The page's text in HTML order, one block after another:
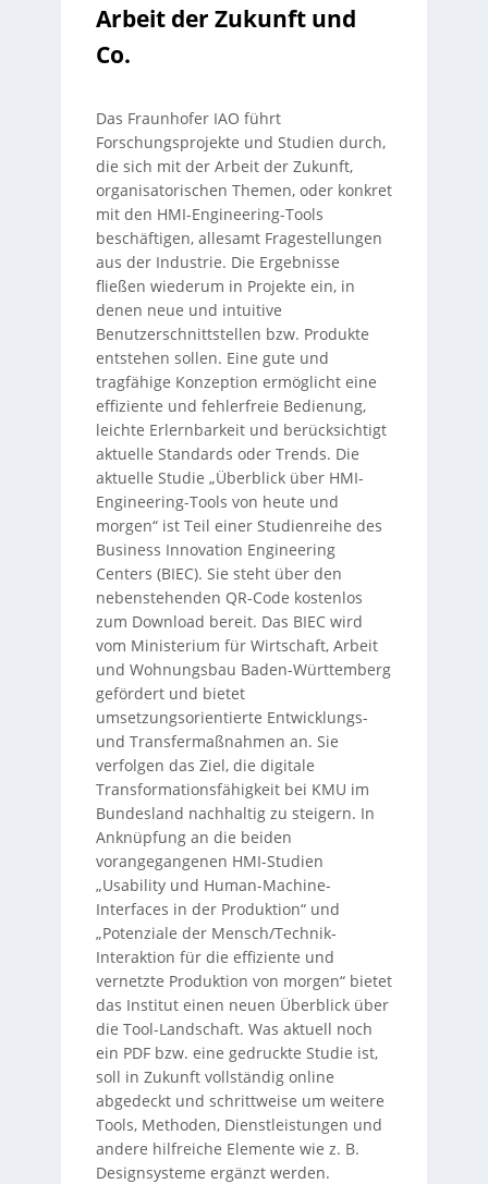
Arbeit der Zukunft und
Co.
Das Fraunhofer IAO führt
Forschungsprojekte und Studien durch,
die sich mit der Arbeit der Zukunft,
organisatorischen Themen, oder konkret
mit den HMI-Engineering-Tools
beschäftigen, allesamt Fragestellungen
aus der Industrie. Die Ergebnisse
fließen wiederum in Projekte ein, in
denen neue und intuitive
Benutzerschnittstellen bzw. Produkte
entstehen sollen. Eine gute und
tragfähige Konzeption ermöglicht eine
effiziente und fehlerfreie Bedienung,
leichte Erlernbarkeit und berücksichtigt
aktuelle Standards oder Trends. Die
aktuelle Studie „Überblick über HMI-
Engineering-Tools von heute und
morgen“ ist Teil einer Studienreihe des
Business Innovation Engineering
Centers (BIEC). Sie steht über den
nebenstehenden QR-Code kostenlos
zum Download bereit. Das BIEC wird
vom Ministerium für Wirtschaft, Arbeit
und Wohnungsbau Baden-Württemberg
gefördert und bietet
umsetzungsorientierte Entwicklungs-
und Transfermaßnahmen an. Sie
verfolgen das Ziel, die digitale
Transformationsfähigkeit bei KMU im
Bundesland nachhaltig zu steigern. In
Anknüpfung an die beiden
vorangegangenen HMI-Studien
„Usability und Human-Machine-
Interfaces in der Produktion“ und
„Potenziale der Mensch/Technik-
Interaktion für die effiziente und
vernetzte Produktion von morgen“ bietet
das Institut einen neuen Überblick über
die Tool-Landschaft. Was aktuell noch
ein PDF bzw. eine gedruckte Studie ist,
soll in Zukunft vollständig online
abgedeckt und schrittweise um weitere
Tools, Methoden, Dienstleistungen und
andere hilfreiche Elemente wie z. B.
Designsysteme ergänzt werden.